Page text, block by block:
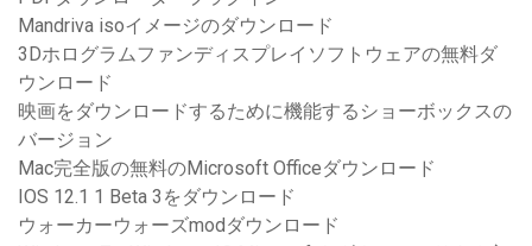
Mandriva isoイメージのダウンロード
3Dホログラムファンディスプレイソフトウェアの無料ダ
ウンロード
映画をダウンロードするために機能するショーボックスの
バージョン
Mac完全版の無料のMicrosoft Officeダウンロード
IOS 12.1 1 Beta 3をダウンロード
ウォーカーウォーズmodダウンロード